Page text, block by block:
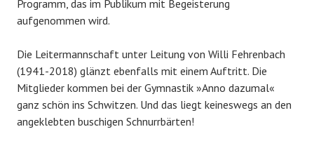
Programm, das im Publikum mit Begeisterung
aufgenommen wird.
Die Leitermannschaft unter Leitung von Willi Fehrenbach
(1941-2018) glänzt ebenfalls mit einem Auftritt. Die
Mitglieder kommen bei der Gymnastik »Anno dazumal«
ganz schön ins Schwitzen. Und das liegt keineswegs an den
angeklebten buschigen Schnurrbärten!